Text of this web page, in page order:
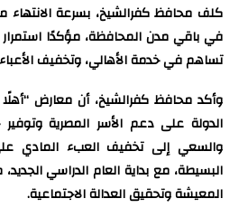
كلف محافظ كفرالشيخ، بسرعة الانتهاء
في باقي مدن المحافظة، مؤكدًا
تساهم في خدمة الأهالي، وتخفيف
وأكد محافظ كفرالشيخ، أن معارض
الدولة على دعم الأسر المصرية
والسعي إلى تخفيف العبء المادي على
البسيطة، مع بداية العام الدراسي
المعيشة وتحقيق العدالة الاجتماعية.